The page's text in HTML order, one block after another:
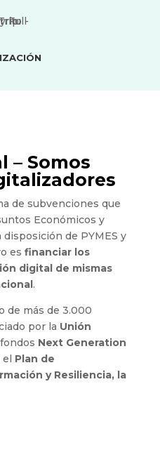
– Somos
de subvenciones que
Económicos y
de PYMES y
es financiar los
digital de mismas
.
de más de 3.000
por la Unión
Next Generation
Plan de
y Resiliencia, la